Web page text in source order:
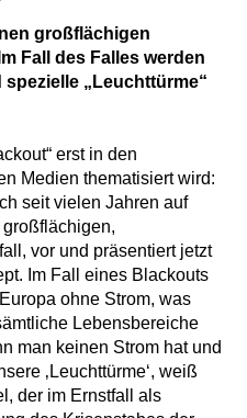
großflächigen
Fall des Falles werden
„Leuchttürme“
erst in den
Medien thematisiert wird:
seit vielen Jahren auf
vor und präsentiert jetzt
Im Fall eines Blackouts
ohne Strom, was
Lebensbereiche
man keinen Strom hat und
‚Leuchttürme‘, weiß
der im Ernstfall als